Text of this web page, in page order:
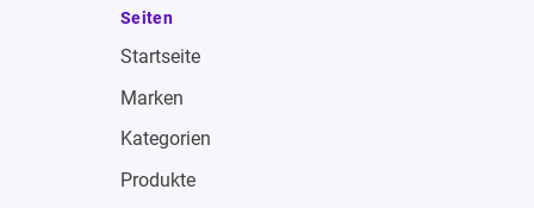
Seiten
Startseite
Marken
Kategorien
Produkte